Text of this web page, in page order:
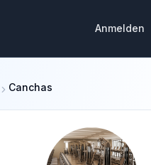
Anmelden
Canchas